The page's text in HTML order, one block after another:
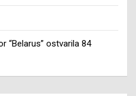
“Belarus” ostvarila 84